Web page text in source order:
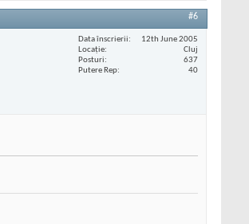
#6
Data înscrierii
12th June 2005
Locaţie
Cluj
Posturi
637
Putere Rep
40